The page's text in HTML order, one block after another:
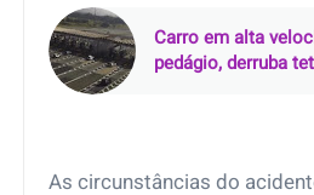
Carro em alta
pedágio, derruba
As circunstâncias do